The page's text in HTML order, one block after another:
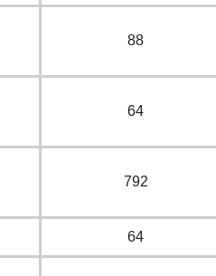
88
64
792
64